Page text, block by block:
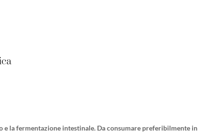
e la fermentazione intestinale. Da consumare preferibilmente in